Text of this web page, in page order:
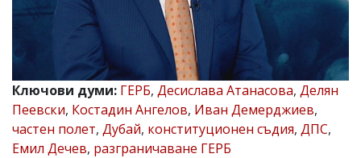
редактор:
email:
office@flagman.bg
Коментарите
под
статиите
се
Ключови думи: ГЕРБ, Десислава Атанасова, Делян
Пеевски, Костадин Ангелов, Иван Демерджиев,
частен полет, Дубай, конституционен съдия, ДПС,
Емил Дечев, разграничаване ГЕРБ